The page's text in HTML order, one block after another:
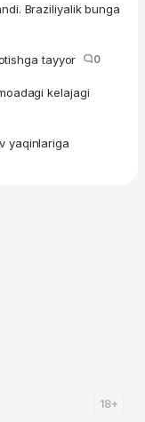
Braziliyalik bunga
tayyor 0
kelajagi
yaqinlariga
18+